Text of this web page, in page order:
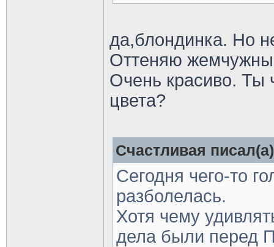
да,блондинка. Но
Оттеняю
Очень красиво. Ты
цвета?
Счастливая
Сегодня чего-то
разболелась.
Хотя чему
дела были перед